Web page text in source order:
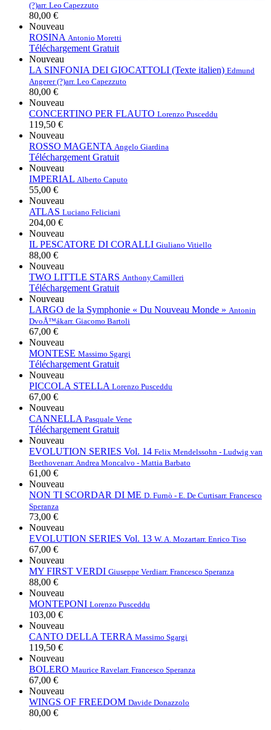
(?)arr. Leo Capezzuto
80,00 €
Nouveau
ROSINA Antonio Moretti
Téléchargement Gratuit
Nouveau
LA SINFONIA DEI GIOCATTOLI (Texte italien) Edmund
Angerer (?)arr. Leo Capezzuto
80,00 €
Nouveau
CONCERTINO PER FLAUTO Lorenzo Pusceddu
119,50 €
Nouveau
ROSSO MAGENTA Angelo Giardina
Téléchargement Gratuit
Nouveau
IMPERIAL Alberto Caputo
55,00 €
Nouveau
ATLAS Luciano Feliciani
204,00 €
Nouveau
IL PESCATORE DI CORALLI Giuliano Vitiello
88,00 €
Nouveau
TWO LITTLE STARS Anthony Camilleri
Téléchargement Gratuit
Nouveau
LARGO de la Symphonie « Du Nouveau Monde » Antonin
DvoÅ™ákarr. Giacomo Bartoli
67,00 €
Nouveau
MONTESE Massimo Sgargi
Téléchargement Gratuit
Nouveau
PICCOLA STELLA Lorenzo Pusceddu
67,00 €
Nouveau
CANNELLA Pasquale Vene
Téléchargement Gratuit
Nouveau
EVOLUTION SERIES Vol. 14 Felix Mendelssohn - Ludwig van
Beethovenarr. Andrea Moncalvo - Mattia Barbato
61,00 €
Nouveau
NON TI SCORDAR DI ME D. Furnò - E. De Curtisarr. Francesco
Speranza
73,00 €
Nouveau
EVOLUTION SERIES Vol. 13 W. A. Mozartarr. Enrico Tiso
67,00 €
Nouveau
MY FIRST VERDI Giuseppe Verdiarr. Francesco Speranza
88,00 €
Nouveau
MONTEPONI Lorenzo Pusceddu
103,00 €
Nouveau
CANTO DELLA TERRA Massimo Sgargi
119,50 €
Nouveau
BOLERO Maurice Ravelarr. Francesco Speranza
67,00 €
Nouveau
WINGS OF FREEDOM Davide Donazzolo
80,00 €